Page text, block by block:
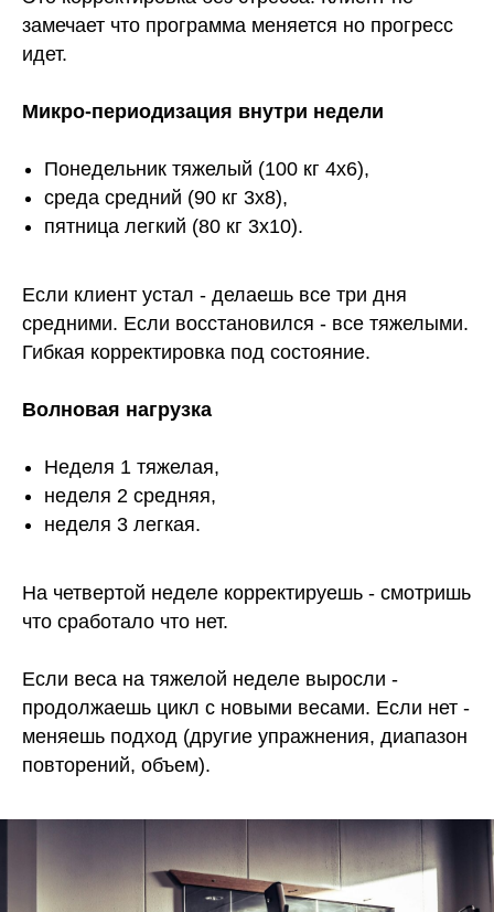
замечает что программа меняется но прогресс
идет.
Микро-периодизация внутри недели
Понедельник тяжелый (100 кг 4х6),
среда средний (90 кг 3х8),
пятница легкий (80 кг 3х10).
Если клиент устал - делаешь все три дня
средними. Если восстановился - все тяжелыми.
Гибкая корректировка под состояние.
Волновая нагрузка
Неделя 1 тяжелая,
неделя 2 средняя,
неделя 3 легкая.
На четвертой неделе корректируешь - смотришь
что сработало что нет.
Если веса на тяжелой неделе выросли -
продолжаешь цикл с новыми весами. Если нет -
меняешь подход (другие упражнения, диапазон
повторений, объем).